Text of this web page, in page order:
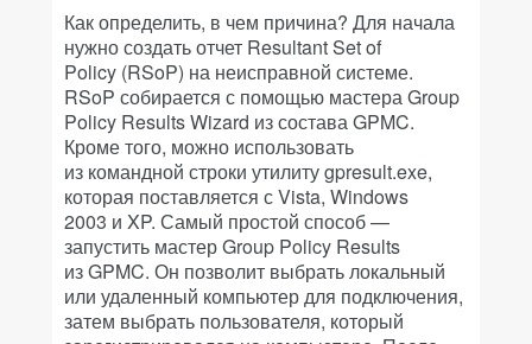
Как определить, в чем причина? Для начала
нужно создать отчет Resultant Set of
Policy (RSoP) на неисправной системе.
RSoP собирается с помощью мастера Group
Policy Results Wizard из состава GPMC.
Кроме того, можно использовать
из командной строки утилиту gpresult.exe,
которая поставляется с Vista, Windows
2003 и XP. Самый простой способ —
запустить мастер Group Policy Results
из GPMC. Он позволит выбрать локальный
или удаленный компьютер для подключения,
затем выбрать пользователя, который